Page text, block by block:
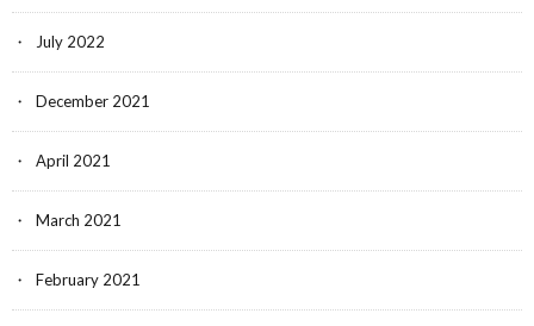
July 2022
December 2021
April 2021
March 2021
February 2021